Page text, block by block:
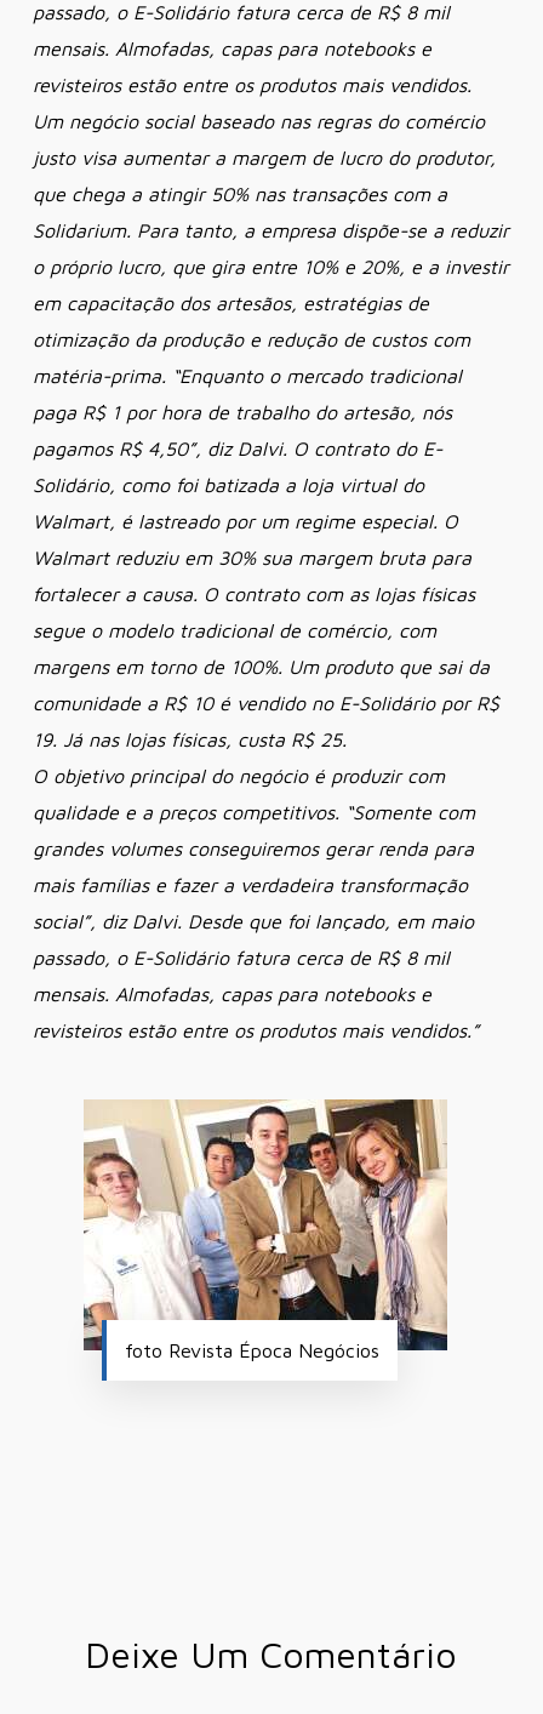
passado, o E-Solidário fatura cerca de R$ 8 mil
mensais. Almofadas, capas para notebooks e
revisteiros estão entre os produtos mais vendidos.
Um negócio social baseado nas regras do comércio
justo visa aumentar a margem de lucro do produtor,
que chega a atingir 50% nas transações com a
Solidarium. Para tanto, a empresa dispõe-se a reduzir
o próprio lucro, que gira entre 10% e 20%, e a investir
em capacitação dos artesãos, estratégias de
otimização da produção e redução de custos com
matéria-prima. “Enquanto o mercado tradicional
paga R$ 1 por hora de trabalho do artesão, nós
pagamos R$ 4,50”, diz Dalvi. O contrato do E-
Solidário, como foi batizada a loja virtual do
Walmart, é lastreado por um regime especial. O
Walmart reduziu em 30% sua margem bruta para
fortalecer a causa. O contrato com as lojas físicas
segue o modelo tradicional de comércio, com
margens em torno de 100%. Um produto que sai da
comunidade a R$ 10 é vendido no E-Solidário por R$
19. Já nas lojas físicas, custa R$ 25.
O objetivo principal do negócio é produzir com
qualidade e a preços competitivos. “Somente com
grandes volumes conseguiremos gerar renda para
mais famílias e fazer a verdadeira transformação
social”, diz Dalvi. Desde que foi lançado, em maio
passado, o E-Solidário fatura cerca de R$ 8 mil
mensais. Almofadas, capas para notebooks e
revisteiros estão entre os produtos mais vendidos.”
foto Revista Época Negócios
Deixe Um Comentário